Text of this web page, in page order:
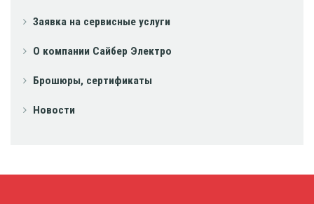
Заявка на сервисные услуги
О компании Сайбер Электро
Брошюры, сертификаты
Новости